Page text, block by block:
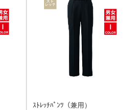
ｽﾄﾚｯﾁﾊﾟﾝﾂ（兼用）